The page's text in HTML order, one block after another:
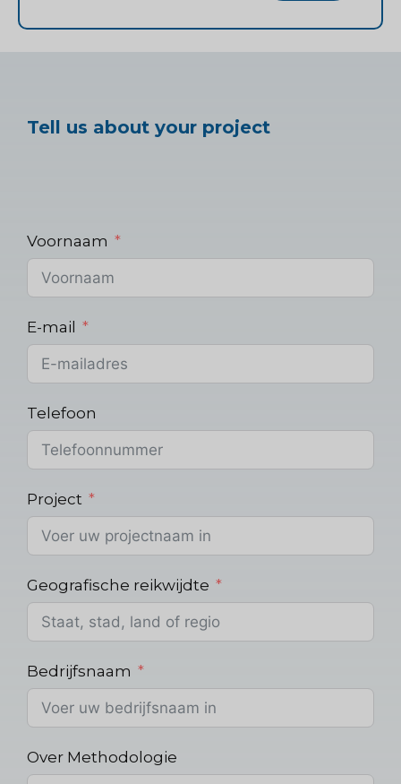
Tell us about your project
Voornaam
E-mail
Telefoon
Project
Geografische reikwijdte
Bedrijfsnaam
Over Methodologie